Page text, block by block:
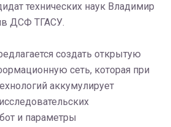
технических наук Владимир
ДСФ ТГАСУ.
создать открытую
сеть, которая при
аккумулирует
и параметры